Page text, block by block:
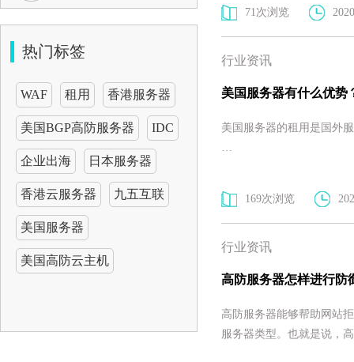
热门标签
WAF 租用 香港服务器
美国BGP高防服务器 IDC
企业出海 日本服务器
香港云服务器 九五互联
美国服务器
美国高防云主机
71次浏览
行业资讯
美国服务器有什么优势
美国服务器的租用是国外
…
169次浏览
行业资讯
高防服务器怎样进行防
高防服务器能够帮助网站
服务器类型。也就是说，